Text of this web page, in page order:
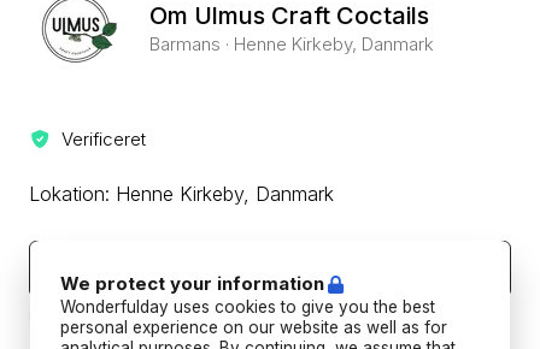
Om Ulmus Craft Coctails
Barmans · Henne Kirkeby, Danmark
Verificeret
Lokation: Henne Kirkeby, Danmark
Beskyt din betaling ved aldrig at overføre eller kommunikere
uden for Wonderfulday's hjemmeside eller app.
We protect your information
Wonderfulday uses cookies to give you the best
personal experience on our website as well as for